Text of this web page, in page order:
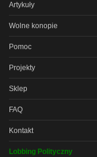
Artykuły
Wolne konopie
Pomoc
Projekty
Sklep
FAQ
Kontakt
Lobbing Polityczny